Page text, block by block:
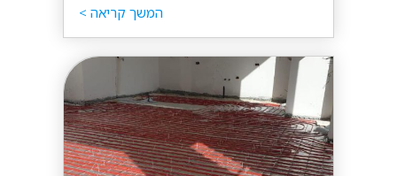
המשך קריאה >